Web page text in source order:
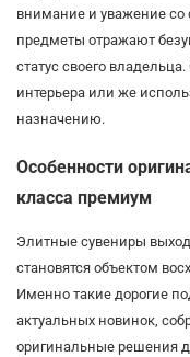
внимание и уважение
предметы отражают
статус своего
интерьера или же
назначению.
Особенности
класса премиум
Элитные сувениры
становятся объектом
Именно такие дорогие
актуальных новинок,
оригинальные решения